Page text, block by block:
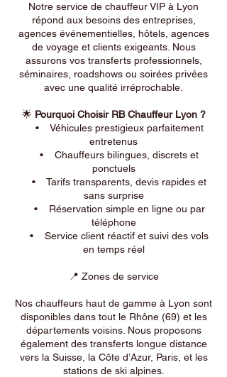
Notre service de chauffeur VIP à Lyon
répond aux besoins des entreprises,
agences événementielles, hôtels, agences
de voyage et clients exigeants. Nous
assurons vos transferts professionnels,
séminaires, roadshows ou soirées privées
avec une qualité irréprochable.
🌟 Pourquoi Choisir RB Chauffeur Lyon ?
• Véhicules prestigieux parfaitement
entretenus
• Chauffeurs bilingues, discrets et
ponctuels
• Tarifs transparents, devis rapides et
sans surprise
• Réservation simple en ligne ou par
téléphone
• Service client réactif et suivi des vols
en temps réel
📍 Zones de service
Nos chauffeurs haut de gamme à Lyon sont
disponibles dans tout le Rhône (69) et les
départements voisins. Nous proposons
également des transferts longue distance
vers la Suisse, la Côte d’Azur, Paris, et les
stations de ski alpines.